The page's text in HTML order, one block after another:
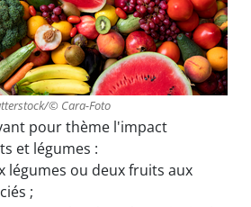
© Cara-Foto
pour thème l'impact
et légumes :
légumes ou deux fruits aux
;